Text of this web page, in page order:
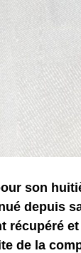
son
depuis
récupéré
de la